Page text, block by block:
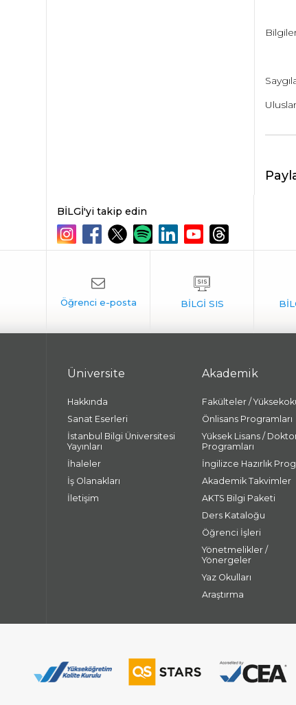
BİLGİ'yi takip edin
Üniversite
Hakkında
Sanat Eserleri
İstanbul Bilgi Üniversitesi
Yayınları
İhaleler
İş Olanakları
İletişim
Akademik
Fakülteler /
Önlisans Programları
Yüksek Lisans /
Programları
İngilizce Hazırlık
Akademik Takvimler
AKTS Bilgi Paketi
Ders Kataloğu
Öğrenci İşleri
Yönetmelikler /
Yönergeler
Yaz Okulları
Araştırma